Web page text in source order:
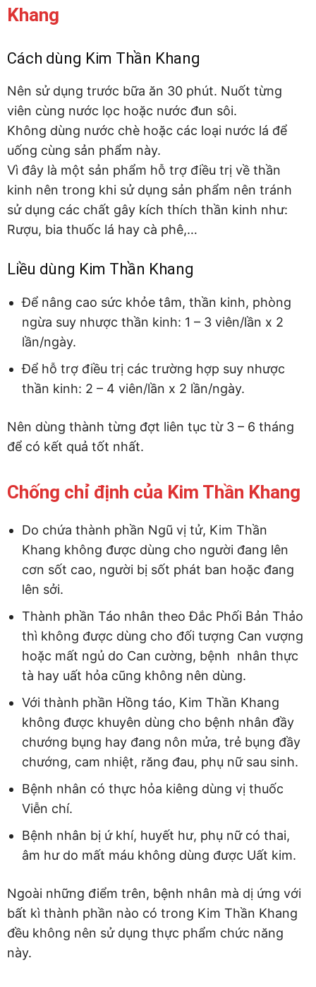
Khang
Cách dùng Kim Thần Khang
Nên sử dụng trước bữa ăn 30 phút. Nuốt từng
viên cùng nước lọc hoặc nước đun sôi.
Không dùng nước chè hoặc các loại nước lá để
uống cùng sản phẩm này.
Vì đây là một sản phẩm hỗ trợ điều trị về thần
kinh nên trong khi sử dụng sản phẩm nên tránh
sử dụng các chất gây kích thích thần kinh như:
Rượu, bia thuốc lá hay cà phê,…
Liều dùng Kim Thần Khang
Để nâng cao sức khỏe tâm, thần kinh, phòng
ngừa suy nhược thần kinh: 1 – 3 viên/lần x 2
lần/ngày.
Để hỗ trợ điều trị các trường hợp suy nhược
thần kinh: 2 – 4 viên/lần x 2 lần/ngày.
Nên dùng thành từng đợt liên tục từ 3 – 6 tháng
để có kết quả tốt nhất.
Chống chỉ định của Kim Thần Khang
Do chứa thành phần Ngũ vị tử, Kim Thần
Khang không được dùng cho người đang lên
cơn sốt cao, người bị sốt phát ban hoặc đang
lên sởi.
Thành phần Táo nhân theo Đắc Phối Bản Thảo
thì không được dùng cho đối tượng Can vượng
hoặc mất ngủ do Can cường, bệnh nhân thực
tà hay uất hỏa cũng không nên dùng.
Với thành phần Hồng táo, Kim Thần Khang
không được khuyên dùng cho bệnh nhân đầy
chướng bụng hay đang nôn mửa, trẻ bụng đầy
chướng, cam nhiệt, răng đau, phụ nữ sau sinh.
Bệnh nhân có thực hỏa kiêng dùng vị thuốc
Viễn chí.
Bệnh nhân bị ứ khí, huyết hư, phụ nữ có thai,
âm hư do mất máu không dùng được Uất kim.
Ngoài những điểm trên, bệnh nhân mà dị ứng với
bất kì thành phần nào có trong Kim Thần Khang
đều không nên sử dụng thực phẩm chức năng
này.